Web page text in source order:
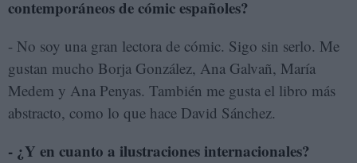
contemporáneos de cómic españoles?
- No soy una gran lectora de cómic. Sigo sin serlo. Me
gustan mucho Borja González, Ana Galvañ, María
Medem y Ana Penyas. También me gusta el libro más
abstracto, como lo que hace David Sánchez.
- ¿Y en cuanto a ilustraciones internacionales?